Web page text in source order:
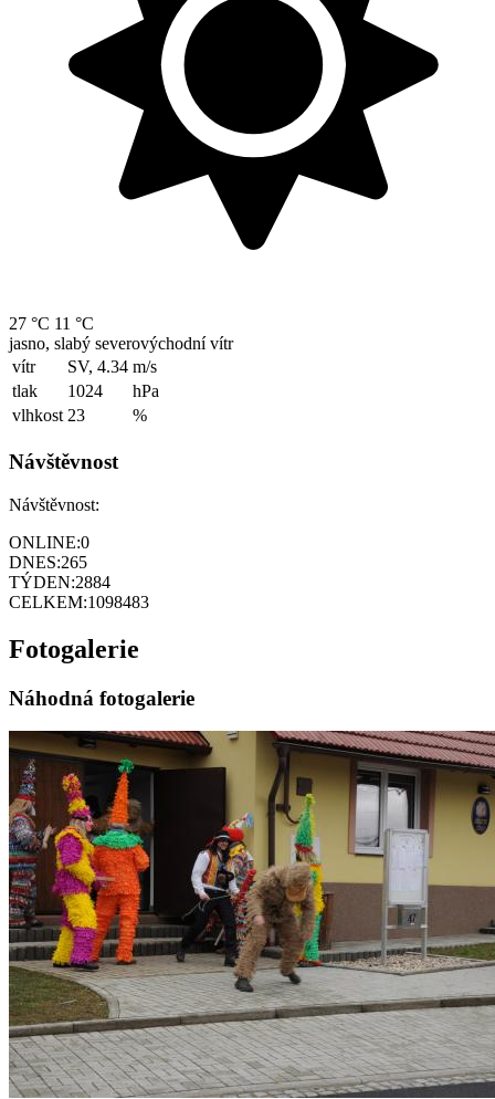
27 °C 11 °C
jasno, slabý severovýchodní vítr
vítr
SV, 4.34 m/s
tlak
1024
hPa
vlhkost 23 %
Návštěvnost
Návštěvnost:
ONLINE:0
DNES:265
TÝDEN:2884
CELKEM:1098483
Fotogalerie
Náhodná fotogalerie